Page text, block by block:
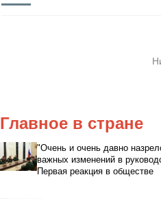
Главное в стране
"Очень и очень давно
важных изменений в
Первая реакция в обществе